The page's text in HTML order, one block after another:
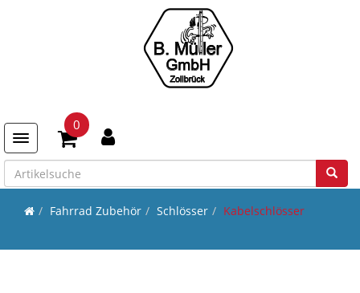
Toggle navigation
0
Fahrrad Zubehör Schlösser Kabelschlösser